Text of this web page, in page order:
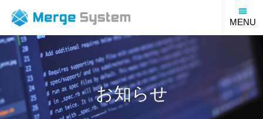
MENU
お知らせ